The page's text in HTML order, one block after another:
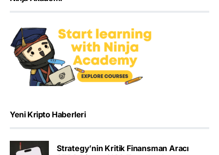
Yeni Kripto Haberleri
Strategy’nin Kritik Finansman Aracı